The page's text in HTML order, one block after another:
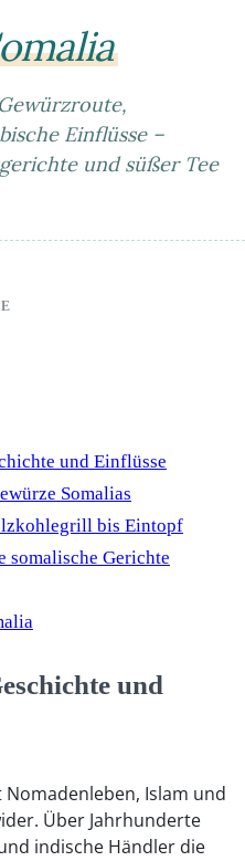
Einflüsse –
und süßer Tee
und Einflüsse
Somalias
bis Eintopf
somalische Gerichte
und
Islam und
Über Jahrhunderte
indische Händler die